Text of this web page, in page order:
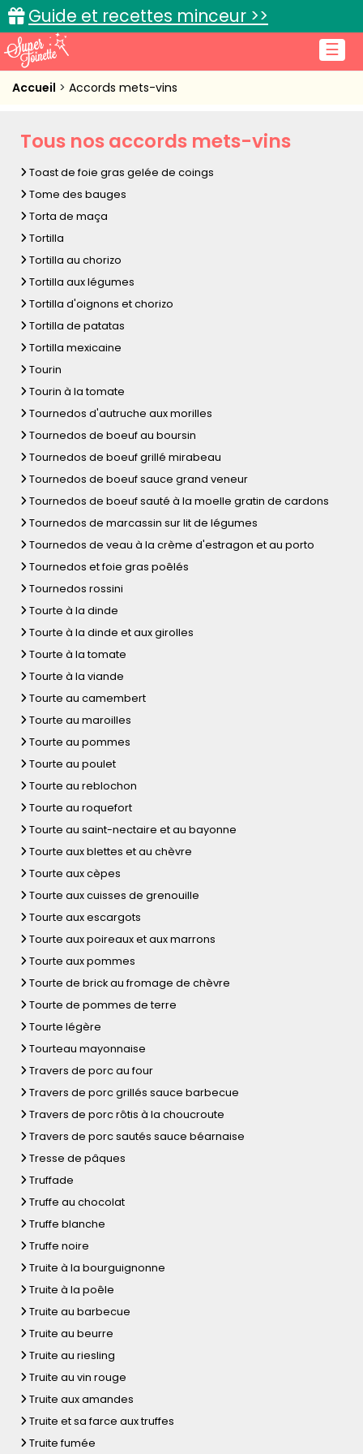
☰
Guide et recettes minceur >>
Accueil
L'actu cuisine
Accueil Accords mets-vins
Tous nos accords mets-vins
Toast de foie gras gelée de coings
Tome des bauges
Torta de maça
Tortilla
Tortilla au chorizo
Tortilla aux légumes
Tortilla d'oignons et chorizo
Tortilla de patatas
Tortilla mexicaine
Tourin
Tourin à la tomate
Tournedos d'autruche aux morilles
Tournedos de boeuf au boursin
Tournedos de boeuf grillé mirabeau
Tournedos de boeuf sauce grand veneur
Tournedos de boeuf sauté à la moelle gratin de cardons
Tournedos de marcassin sur lit de légumes
Tournedos de veau à la crème d'estragon et au porto
Tournedos et foie gras poêlés
Tournedos rossini
Tourte à la dinde
Tourte à la dinde et aux girolles
Tourte à la tomate
Tourte à la viande
Tourte au camembert
Tourte au maroilles
Tourte au pommes
Tourte au poulet
Tourte au reblochon
Tourte au roquefort
Tourte au saint-nectaire et au bayonne
Tourte aux blettes et au chèvre
Tourte aux cèpes
Tourte aux cuisses de grenouille
Tourte aux escargots
Tourte aux poireaux et aux marrons
Tourte aux pommes
Tourte de brick au fromage de chèvre
Tourte de pommes de terre
Tourte légère
Tourteau mayonnaise
Travers de porc au four
Travers de porc grillés sauce barbecue
Travers de porc rôtis à la choucroute
Travers de porc sautés sauce béarnaise
Tresse de pâques
Truffade
Truffe au chocolat
Truffe blanche
Truffe noire
Truite à la bourguignonne
Truite à la poêle
Truite au barbecue
Truite au beurre
Truite au riesling
Truite au vin rouge
Truite aux amandes
Truite et sa farce aux truffes
Truite fumée